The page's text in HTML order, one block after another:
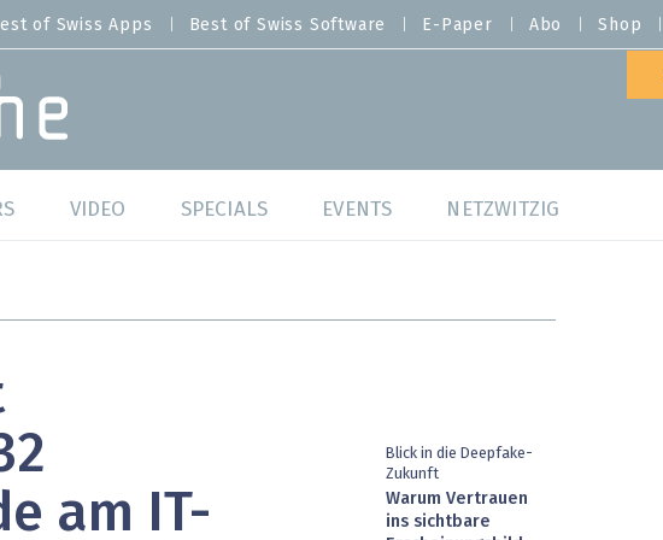
of Swiss Apps Best of Swiss Software E-Paper Abo Shop
Swiss Software
Hana
VIDEO SPECIALS
Cloud & Managed Services
EVENTS NETZWITZIG
am IT-
Blick in die Deepfake-
Zukunft
Warum Vertrauen
ins sichtbare